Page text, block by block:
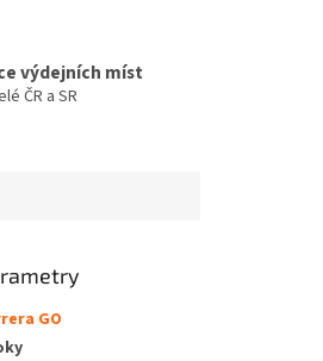
výdejních míst
ČR a SR
GO